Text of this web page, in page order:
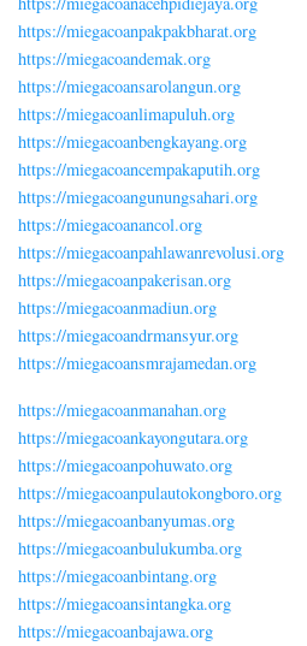
https://miegacoanpakpakbharat.org
https://miegacoandemak.org
https://miegacoansarolangun.org
https://miegacoanlimapuluh.org
https://miegacoanbengkayang.org
https://miegacoancempakaputih.org
https://miegacoangunungsahari.org
https://miegacoanancol.org
https://miegacoanpahlawanrevolusi.org
https://miegacoanpakerisan.org
https://miegacoanmadiun.org
https://miegacoandrmansyur.org
https://miegacoansmrajamedan.org
https://miegacoanmanahan.org
https://miegacoankayongutara.org
https://miegacoanpohuwato.org
https://miegacoanpulautokongboro.org
https://miegacoanbanyumas.org
https://miegacoanbulukumba.org
https://miegacoanbintang.org
https://miegacoansintangka.org
https://miegacoanbajawa.org